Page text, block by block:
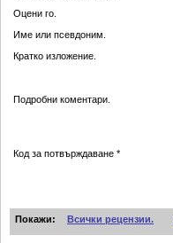
Оцени го.
Име или псевдоним.
Кратко изложение.
Подробни коментари.
Код за потвърждаване *
Покажи: Всички рецензии.